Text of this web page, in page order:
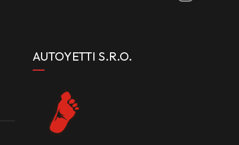
AUTOYETTI S.R.O.